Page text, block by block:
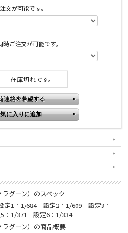
文が可能です。
ご注文が可能です。
在庫切れです。
ラグーン）のスペック
1：1/684 設定2：1/609 設定3：
1/371 設定6：1/334
ラグーン）の商品概要